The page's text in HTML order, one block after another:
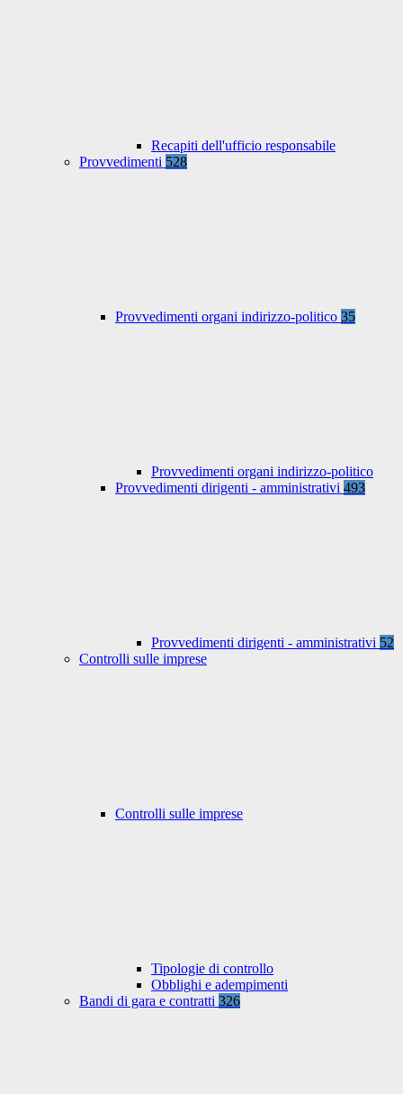
Recapiti dell'ufficio responsabile
Provvedimenti 528
Provvedimenti organi indirizzo-politico 35
Provvedimenti organi indirizzo-politico
Provvedimenti dirigenti - amministrativi 493
Provvedimenti dirigenti - amministrativi 52
Controlli sulle imprese
Controlli sulle imprese
Tipologie di controllo
Obblighi e adempimenti
Bandi di gara e contratti 326